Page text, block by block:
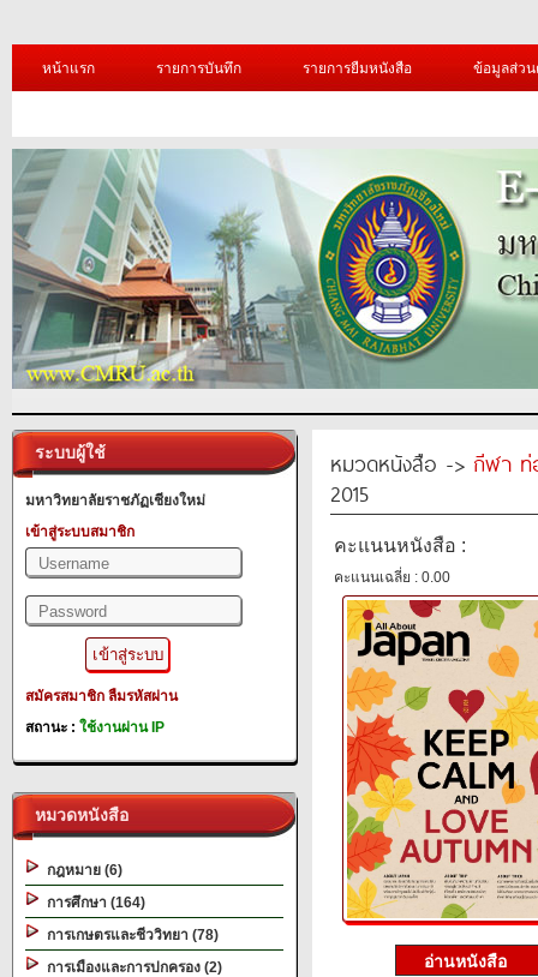
หน้าแรก รายการบันทึก รายการยืมหนังสือ ข้อมูลส่ว
ระบบผู้ใช้
มหาวิทยาลัยราชภัฏเชียงใหม่
เข้าสู่ระบบสมาชิก
สมัครสมาชิก ลืมรหัสผ่าน
สถานะ : ใช้งานผ่าน IP
หมวดหนังสือ
กฎหมาย (6)
การศึกษา (164)
การเกษตรและชีววิทยา (78)
การเมืองและการปกครอง (2)
หมวดหนังสือ -> กีฬา ท่
2015
คะแนนหนังสือ :
คะแนนเฉลี่ย : 0.00